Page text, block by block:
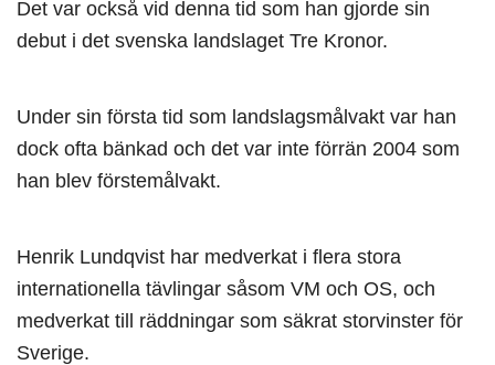
Det var också vid denna tid som han gjorde sin
debut i det svenska landslaget Tre Kronor.
Under sin första tid som landslagsmålvakt var han
dock ofta bänkad och det var inte förrän 2004 som
han blev förstemålvakt.
Henrik Lundqvist har medverkat i flera stora
internationella tävlingar såsom VM och OS, och
medverkat till räddningar som säkrat storvinster för
Sverige.